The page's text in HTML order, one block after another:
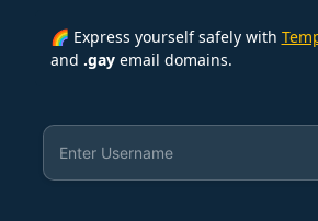
🌈 Express yourself safely with
and .gayemail domains.